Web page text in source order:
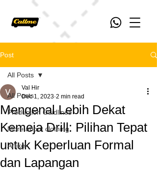
Post
All Posts
Production Guidlines
More about clothing
Artikel
All Posts
Mengenal Lebih Dekat
Kemeja Drill: Pilihan Tepat
untuk Keperluan Formal
dan Lapangan
Val Hir
Dec 1, 2023 2 min read